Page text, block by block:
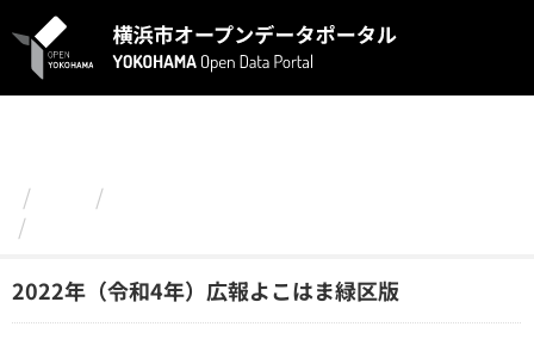
キ
2022年（令和4年）広報よこはま緑区版